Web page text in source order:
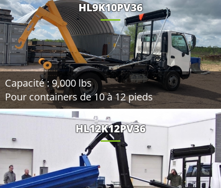
HL9K10PV36
Capacité : 9,000 lbs
Pour containers de 10 à 12 pieds
HL12K12PV36